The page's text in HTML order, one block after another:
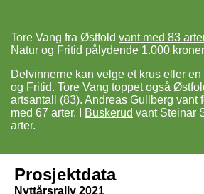
Tore Vang fra Østfold vant med 83
Natur og Fritid pålydende 1.000
Delvinnerne kan velge et krus eller
og Fritid. Tore Vang toppet også
artsantall (83). Andreas Gullberg vant
med 67 arter. I
Buskerud vant Steinar
arter.
Prosjektdata
Nyttårsrally 2021